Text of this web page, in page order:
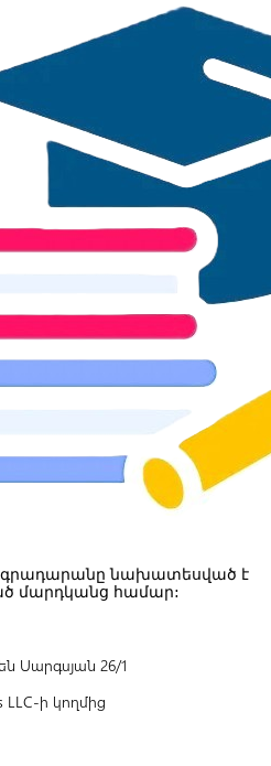
գրադարանը նախատեսված է
մարդկանց համար:
Սարգսյան 26/1
ի կողմից